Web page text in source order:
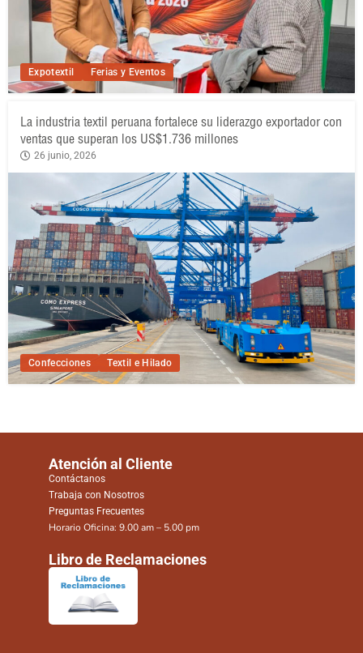
Expotextil Ferias y Eventos
Confecciones Textil e Hilado
La industria textil peruana fortalece su liderazgo exportador con
ventas que superan los US$1.736 millones
26 junio, 2026
Atención al Cliente
Contáctanos
Trabaja con Nosotros
Preguntas Frecuentes
Horario Oficina: 9.00 am – 5.00 pm
Libro de Reclamaciones